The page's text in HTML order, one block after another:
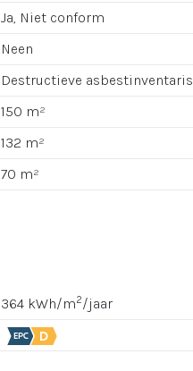
Ja, Niet conform
Neen
Destructieve asbestinventaris
150 m²
132 m²
70 m²
364 kWh/m2/jaar